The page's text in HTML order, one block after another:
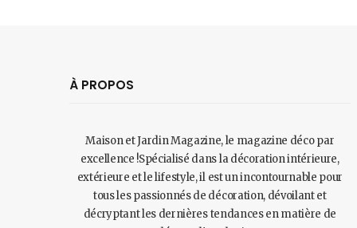
À PROPOS
Maison et Jardin Magazine, le magazine déco par
excellence !Spécialisé dans la décoration intérieure,
extérieure et le lifestyle, il est un incontournable pour
tous les passionnés de décoration, dévoilant et
décryptant les dernières tendances en matière de